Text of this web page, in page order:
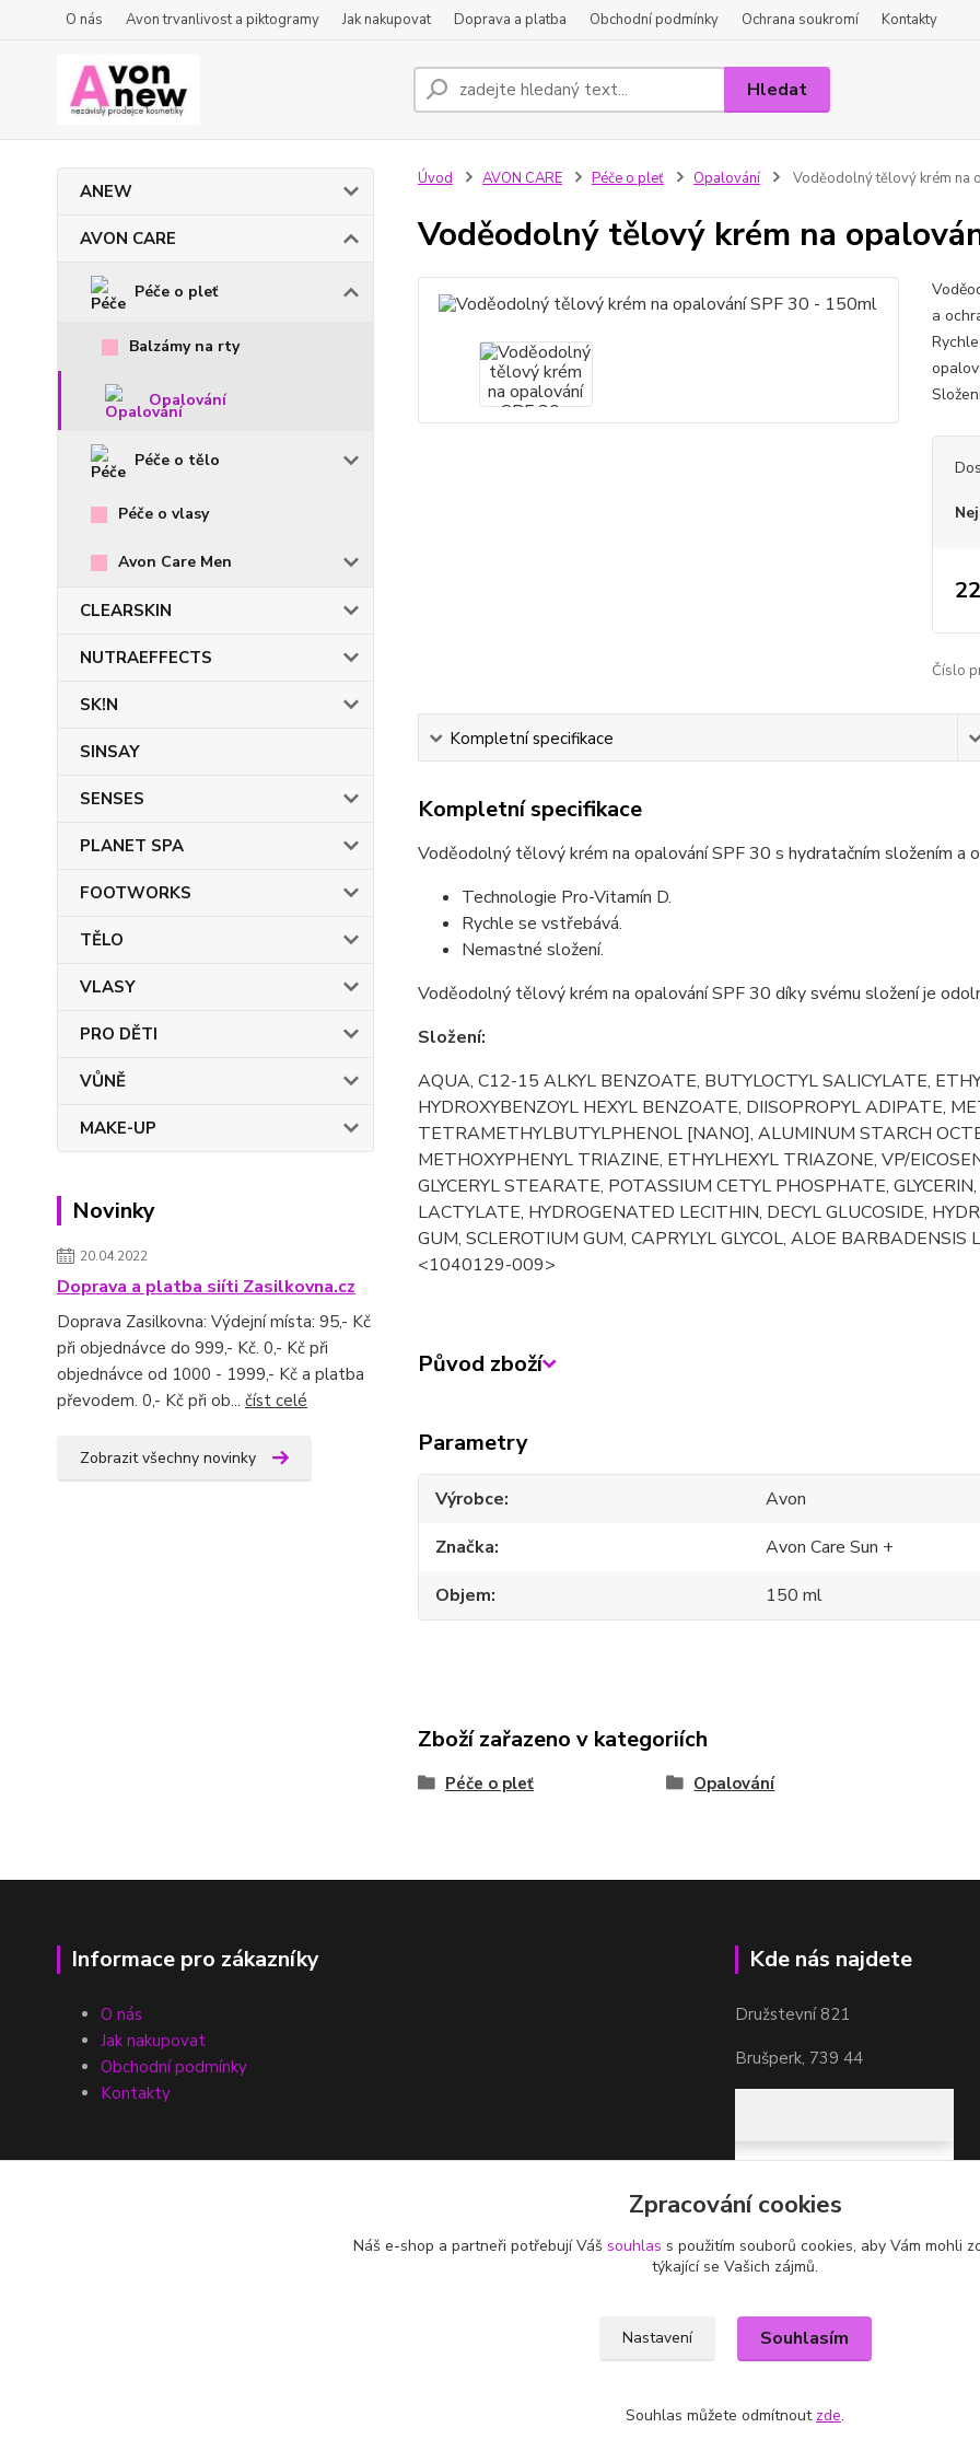
O nás Avon trvanlivost a piktogramy Jak nakupovat Doprava a platba Obchodní podmínky Ochrana soukromí Kontakty
Hledat
ANEW
AVON CARE
Péče o pleť
Balzámy na rty
Opalování
Péče o tělo
Péče o vlasy
Avon Care Men
CLEARSKIN
NUTRAEFFECTS
SK!N
SINSAY
SENSES
PLANET SPA
FOOTWORKS
TĚLO
VLASY
PRO DĚTI
VŮNĚ
MAKE-UP
Novinky
20.04.2022
Doprava a platba siíti Zasilkovna.cz
Doprava Zasilkovna: Výdejní místa: 95,- Kč
při objednávce do 999,- Kč. 0,- Kč při
objednávce od 1000 - 1999,- Kč a platba
převodem. 0,- Kč při ob... číst celé
Zobrazit všechny novinky
Úvod AVON CARE Péče o pleť Opalování Voděodolný tělový krém na
Voděodolný tělový krém na
a
Číslo
Kompletní specifikace
Kompletní specifikace
Voděodolný tělový krém na opalování SPF 30 s hydratačním složením a
Technologie Pro-Vitamín D.
Rychle se vstřebává.
Nemastné složení.
Voděodolný tělový krém na opalování SPF 30 díky svému složení je
Složení:
AQUA, C12-15 ALKYL BENZOATE, BUTYLOCTYL SALICYLATE,
HYDROXYBENZOYL HEXYL BENZOATE, DIISOPROPYL ADIPATE,
TETRAMETHYLBUTYLPHENOL [NANO], ALUMINUM STARCH
METHOXYPHENYL TRIAZINE, ETHYLHEXYL TRIAZONE, VP/
GLYCERYL STEARATE, POTASSIUM CETYL PHOSPHATE,
LACTYLATE, HYDROGENATED LECITHIN, DECYL GLUCOSIDE,
GUM, SCLEROTIUM GUM, CAPRYLYL GLYCOL, ALOE
<1040129-009>
Původ zboží
Parametry
Výrobce
Avon
Značka
Avon Care Sun +
Objem
150 ml
Zboží zařazeno v kategoriích
Péče o pleť Opalování
Informace pro zákazníky
O nás
Jak nakupovat
Obchodní podmínky
Kontakty
Kde nás najdete
Družstevní 821
Brušperk, 739 44
Zpracování cookies
Náš e-shop a partneři potřebují Váš souhlas s použitím souborů cookies, aby Vám mohli
týkající se Vašich zájmů.
Nastavení Souhlasím
Souhlas můžete odmítnout zde.